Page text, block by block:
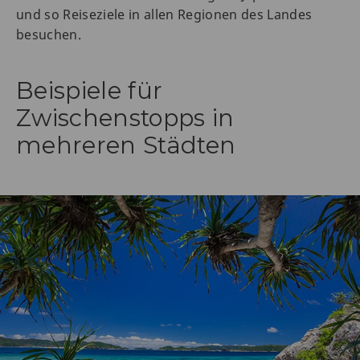
und so Reiseziele in allen Regionen des Landes
besuchen.
Beispiele für
Zwischenstopps in
mehreren Städten